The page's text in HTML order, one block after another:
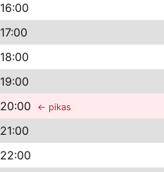
16:00
17:00
18:00
19:00
20:00 ← pikas
21:00
22:00